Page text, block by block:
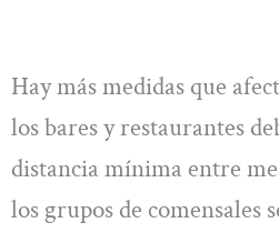
Hay más medidas que
los bares y restaurantes
distancia mínima entre
los grupos de comensales